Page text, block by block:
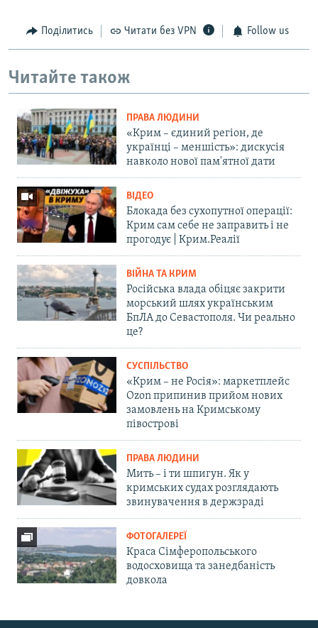
Поділитись Читати без VPN Follow us
Читайте також
ПРАВА ЛЮДИНИ
«Крим – єдиний регіон, де
українці – меншість»: дискусія
навколо нової пам'ятної дати
ВІДЕО
Блокада без сухопутної операції:
Крим сам себе не заправить і не
прогодує | Крим.Реалії
ВІЙНА ТА КРИМ
Російська влада обіцяє закрити
морський шлях українським
БпЛА до Севастополя. Чи реально
це?
СУСПІЛЬСТВО
«Крим – не Росія»: маркетплейс
Ozon припинив прийом нових
замовлень на Кримському
півострові
ПРАВА ЛЮДИНИ
Мить – і ти шпигун. Як у
кримських судах розглядають
звинувачення в держзраді
ФОТОГАЛЕРЕЇ
Краса Сімферопольського
водосховища та занедбаність
довкола